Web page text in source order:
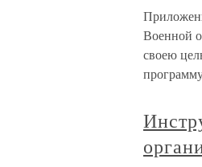
Военной
своею